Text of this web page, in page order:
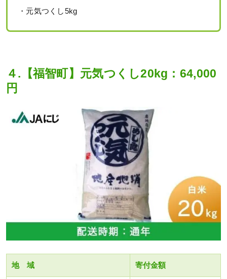
・元気つくし5kg
４.【福智町】元気つくし20kg：64,000
円
地 域 寄付金額